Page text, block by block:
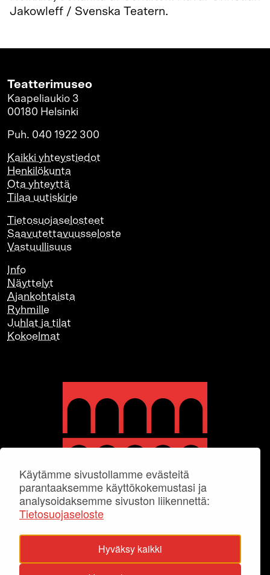
Käytämme sivustollamme evästeitä
parantaaksemme käyttökokemustasi ja
analysoidaksemme sivuston liikennettä:
Tietosuojaseloste
Hyväksy kaikki
Jakowleff / Svenska Teatern.
Teatterimuseo
Kaapeliaukio 3
00180 Helsinki
Puh. 040 1922 300
Kaikki yhteystiedot
Henkilökunta
Ota yhteyttä
Tilaa uutiskirje
Tietosuojaselosteet
Saavutettavuusseloste
Vastuullisuus
Info
Näyttelyt
Ajankohtaista
Ryhmille
Juhlat ja tilat
Kokoelmat